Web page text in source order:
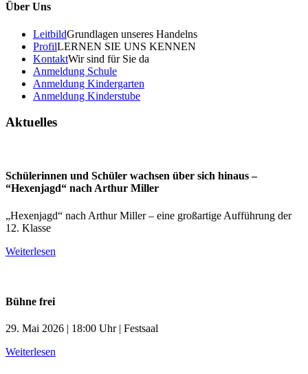
Über Uns
LeitbildGrundlagen unseres Handelns
ProfilLERNEN SIE UNS KENNEN
KontaktWir sind für Sie da
Anmeldung Schule
Anmeldung Kindergarten
Anmeldung Kinderstube
Aktuelles
Schülerinnen und Schüler wachsen über sich hinaus –
“Hexenjagd“ nach Arthur Miller
„Hexenjagd“ nach Arthur Miller – eine großartige Aufführung der
12. Klasse
Weiterlesen
Bühne frei
29. Mai 2026 | 18:00 Uhr | Festsaal
Weiterlesen